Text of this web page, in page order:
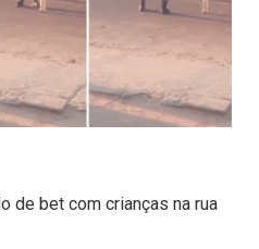
de bet com crianças na rua